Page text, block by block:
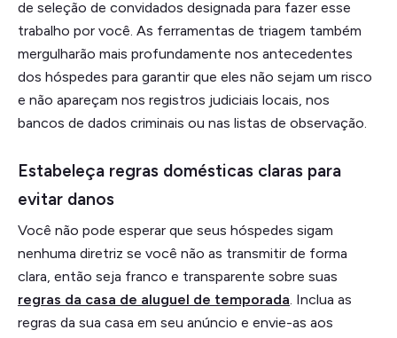
de seleção de convidados designada para fazer esse
trabalho por você. As ferramentas de triagem também
mergulharão mais profundamente nos antecedentes
dos hóspedes para garantir que eles não sejam um risco
e não apareçam nos registros judiciais locais, nos
bancos de dados criminais ou nas listas de observação.
Estabeleça regras domésticas claras para
evitar danos
Você não pode esperar que seus hóspedes sigam
nenhuma diretriz se você não as transmitir de forma
clara, então seja franco e transparente sobre suas
regras da casa de aluguel de temporada. Inclua as
regras da sua casa em seu anúncio e envie-as aos